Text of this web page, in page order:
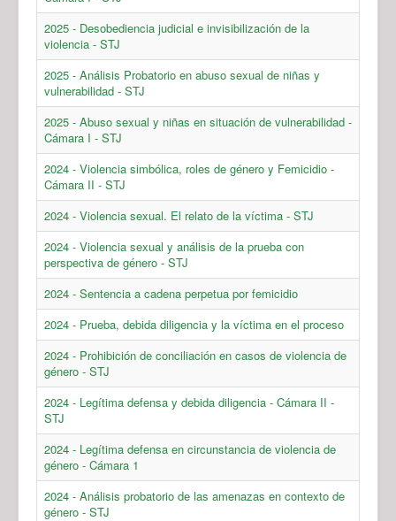
2025 - Desobediencia judicial e invisibilización de la
violencia - STJ
2025 - Análisis Probatorio en abuso sexual de niñas y
vulnerabilidad - STJ
2025 - Abuso sexual y niñas en situación de vulnerabilidad -
Cámara I - STJ
2024 - Violencia simbólica, roles de género y Femicidio -
Cámara II - STJ
2024 - Violencia sexual. El relato de la víctima - STJ
2024 - Violencia sexual y análisis de la prueba con
perspectiva de género - STJ
2024 - Sentencia a cadena perpetua por femicidio
2024 - Prueba, debida diligencia y la víctima en el proceso
2024 - Prohibición de conciliación en casos de violencia de
género - STJ
2024 - Legítima defensa y debida diligencia - Cámara II -
STJ
2024 - Legítima defensa en circunstancia de violencia de
género - Cámara 1
2024 - Análisis probatorio de las amenazas en contexto de
género - STJ